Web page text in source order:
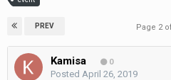
PREV Page 2
Kamisa 0
Posted April 26, 2019